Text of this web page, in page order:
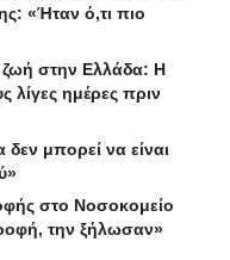
«Ήταν ό,τι πιο
ζωή στην Ελλάδα: Η
λίγες ημέρες πριν
μπορεί να είναι
στο Νοσοκομείο
την ξήλωσαν»